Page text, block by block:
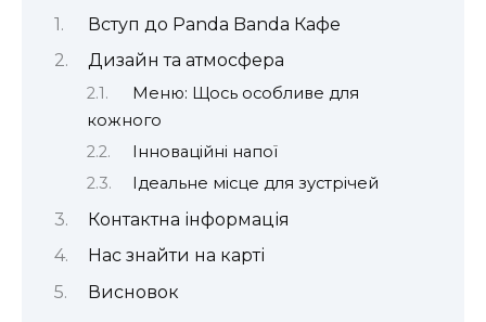
Вступ до Panda Banda Кафе
Дизайн та атмосфера
Меню: Щось особливе для
кожного
Інноваційні напої
Ідеальне місце для зустрічей
Контактна інформація
Нас знайти на карті
Висновок